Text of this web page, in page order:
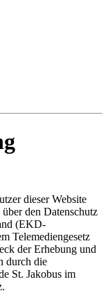
dieser Website
den Datenschutz
(EKD-
Telemediengesetz
der Erhebung und
durch die
St. Jakobus im